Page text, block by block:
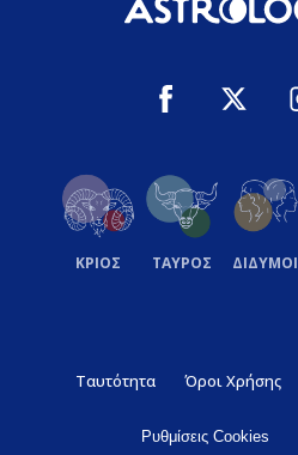
ΚΡΙΟΣ ΤΑΥΡΟΣ ΔΙΔΥΜΟΙ
Ταυτότητα Όροι Χρήσης
Ρυθμίσεις Cookies